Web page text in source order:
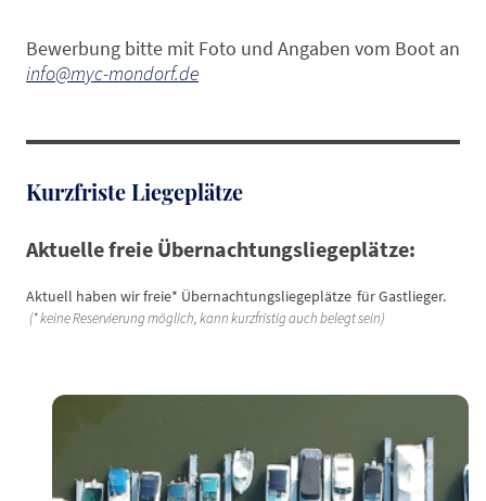
Bewerbung bitte mit Foto und Angaben vom Boot an
info@myc-mondorf.de
Kurzfriste Liegeplätze
Aktuelle freie Übernachtungsliegeplätze:
Aktuell haben wir freie* Übernachtungsliegeplätze für Gastlieger.
(* keine Reservierung möglich, kann kurzfristig auch belegt sein)